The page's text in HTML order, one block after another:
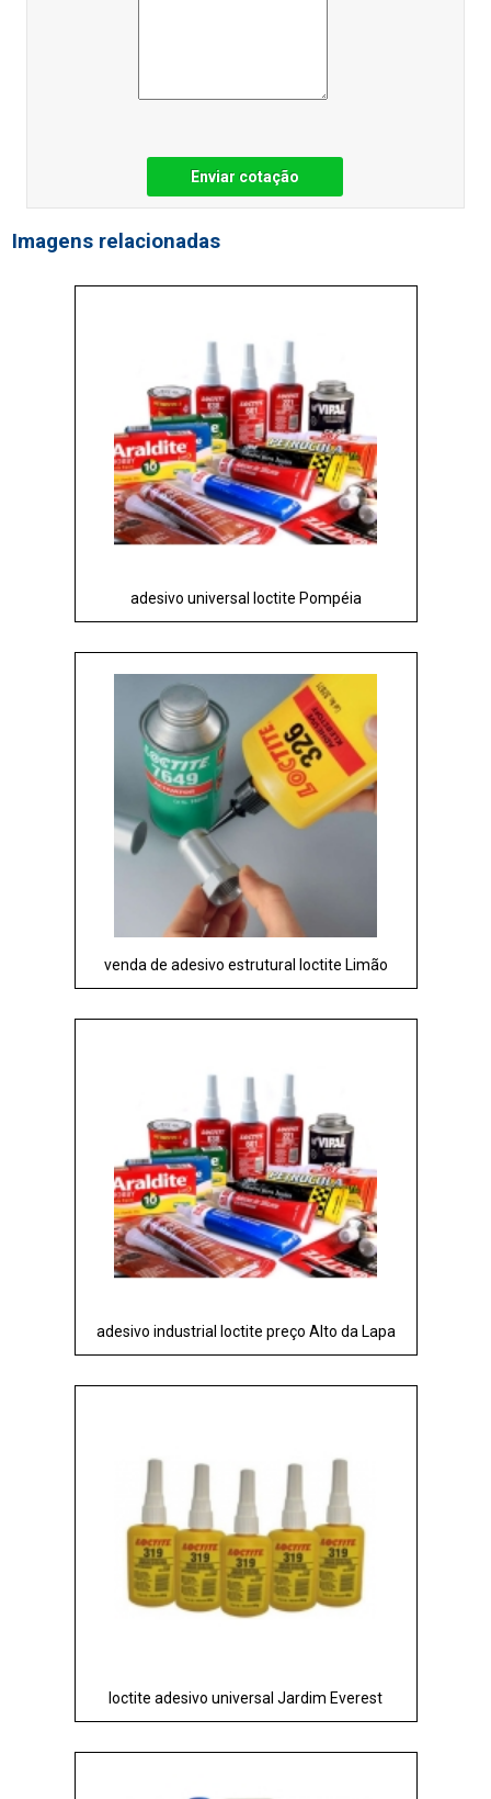
Enviar cotação
Imagens relacionadas
adesivo universal loctite Pompéia
venda de adesivo estrutural loctite Limão
adesivo industrial loctite preço Alto da Lapa
loctite adesivo universal Jardim Everest